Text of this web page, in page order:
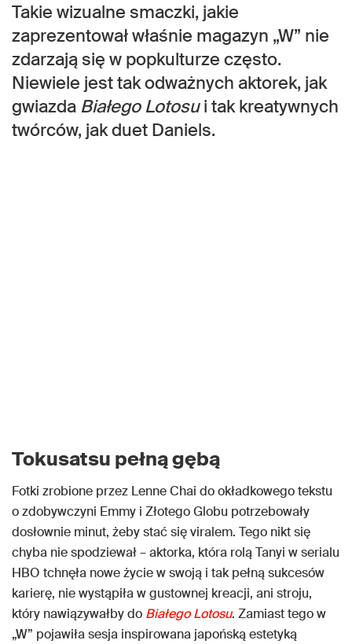
Takie wizualne smaczki, jakie
zaprezentował właśnie magazyn „W” nie
zdarzają się w popkulturze często.
Niewiele jest tak odważnych aktorek, jak
gwiazda Białego Lotosui tak kreatywnych
twórców, jak duet Daniels.
Tokusatsu pełną gębą
Fotki zrobione przez Lenne Chai do okładkowego tekstu
o zdobywczyni Emmy i Złotego Globu potrzebowały
dosłownie minut, żeby stać się viralem. Tego nikt się
chyba nie spodziewał – aktorka, która rolą Tanyi w serialu
HBO tchnęła nowe życie w swoją i tak pełną sukcesów
karierę, nie wystąpiła w gustownej kreacji, ani stroju,
który nawiązywałby do Białego Lotosu. Zamiast tego w
„W” pojawiła sesja inspirowana japońską estetyką